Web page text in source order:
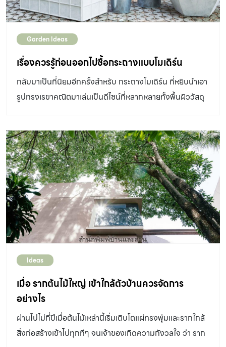
Garden Ideas
เรื่องควรรู้ก่อนออกไปซื้อกระถางแบบโมเดิร์น
กลับมาเป็นที่นิยมอีกครั้งสำหรับ กระถางโมเดิร์น ที่หยิบนำเอา
รูปทรงเรขาคณิตมาเล่นเป็นดีไซน์ที่หลากหลายทั้งพื้นผิววัสดุ
ภายในบ้านได้เกือบทุกสไตล์ ไม่ว่าจะเป็นโมเดิร์น คอนเทมโพรา
รี พื้นถิ่น หรือแม้กระทั่งบ้านและสวนที่มีกลิ่นอายของ
ตะวันออกกลาง แต่ก่อนจะไปเลือกซื้อควรเสริมความรู้กันสัก
นิดเพื่อให้ได้กระถางที่ถูกใจ ขนาดไหนถึงจะใช่ แม้จะไม่มีกฎ
ตายตัว แต่โดยพื้นฐานแล้วกระถางควรมีขนาดที่เหมาะสมกับ
ต้นไม้ที่ปลูก สูตรคำนวณอย่างง่ายคือ ความกว้างของ
กระถาง ควรอยู่ที่ประมาณ 2 : 3 ของความสูงของต้น เช่น ถ้า
ต้นไม้สูง 15 นิ้ว ความกว้างของกระถางคือ 10 นิ้ว ส่วนความ
ที่สุดกับกระถาง อยู่ที่ประมาณ 3 : 2 เช่น หากทรงพุ่มหว้าง 18
นิ้ว กระถางก็ควรมีความกว้าง 12-20 นิ้ว แน่นอนว่าสูตรนี้ไม่
ได้ใช้ได้กับต้นไม้ทุกชนิด เช่น ไม้เลื้อย ไม้คลุมดิน ไม้หัว หรือไม้
น้ำบางชนิด ขึ้นอยู่กับรสนิยมและความชอบ ทางที่ดีควรนำ
ต้นไม้ที่เราจะปลูกติดตัวไปร้านด้วย เพื่อให้ได้กระถางที่มีขนาด
และรูปทรงที่เหมาะสมกับต้นไม้และโดนใจของเรามากที่สุด
Ideas
เมื่อ รากต้นไม้ใหญ่ เข้าใกล้ตัวบ้านควรจัดการ
อย่างไร
ผ่านไปไม่กี่ปีเมื่อต้นไม้เหล่านี้เริ่มเติบโตแผ่ทรงพุ่มและรากใกล้
สิ่งก่อสร้างเข้าไปทุกทีๆ จนเจ้าของเกิดความกังวลใจ ว่า ราก